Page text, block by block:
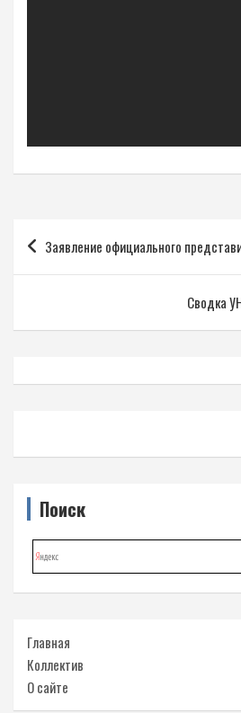
Навигация
по
Заявление официального
Сводка
Поиск
Главная
Коллектив
О сайте